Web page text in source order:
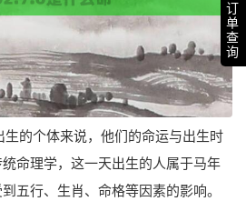
订
单
查
询
生的个体来说，他们的命运与出生时
命理学，这一天出生的人属于马年
五行、生肖、命格等因素的影响。